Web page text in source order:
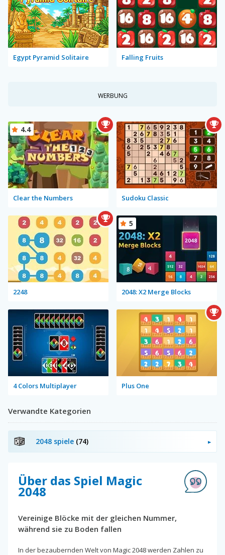
Egypt Pyramid Solitaire Falling Fruits
WERBUNG
Clear the Numbers
4.4
Sudoku Classic
2248 2048: X2 Merge Blocks
5
4 Colors Multiplayer Plus One
Verwandte Kategorien
2048 spiele (74)
Über das Spiel Magic
2048
Vereinige Blöcke mit der gleichen Nummer,
während sie zu Boden fallen
In der bezaubernden Welt von Magic 2048 werden Zahlen zu